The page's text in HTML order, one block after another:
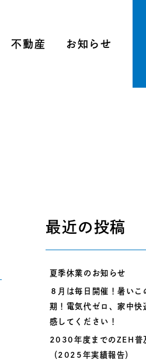
不動産 お知らせ
最近の投稿
夏季休業のお知らせ
８月は毎日開催！暑いこ
期！電気代ゼロ、家中快
感してください！
2030年度までのZEH普
（2025年実績報告）